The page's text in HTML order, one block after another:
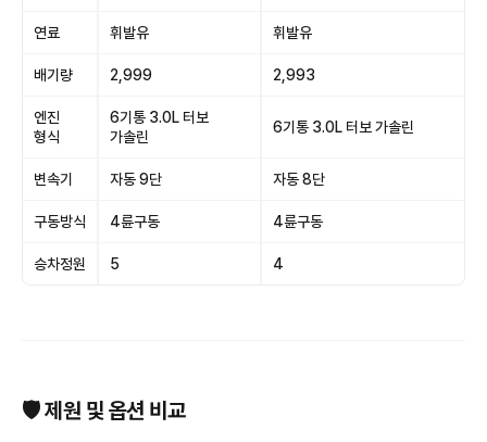
연료 휘발유 휘발유
배기량 2,999 2,993
엔진
형식
6기통 3.0L 터보
가솔린
6기통 3.0L 터보 가솔린
변속기 자동 9단 자동 8단
구동방식 4륜구동 4륜구동
승차정원 5 4
🛡 제원 및 옵션 비교